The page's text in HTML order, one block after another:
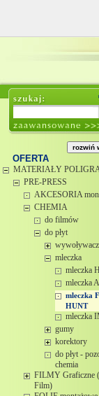
OFERTA
MATERIAŁY
PRE-PRESS
AKCESORIA
CHEMIA
do filmów
do płyt
mleczka
mleczka
mleczka
mleczka
HUNT
mleczka
gumy
korektory
do płyt -
chemia
FILMY Graficzne
Film)